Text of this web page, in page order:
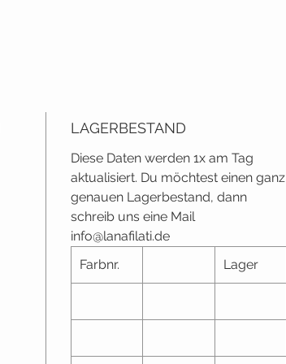
LAGERBESTAND
Diese Daten werden 1x am Tag
aktualisiert. Du möchtest einen ganz
genauen Lagerbestand, dann
schreib uns eine Mail
info@lanafilati.de
Farbnr.
Lager